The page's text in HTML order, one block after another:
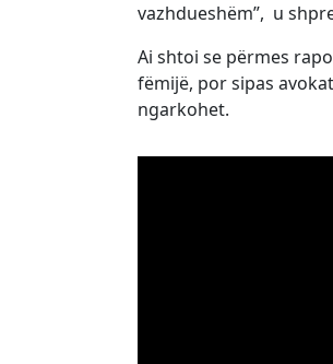
vazhdueshëm”, u
Ai shtoi se përmes
fëmijë, por sipas
ngarkohet.